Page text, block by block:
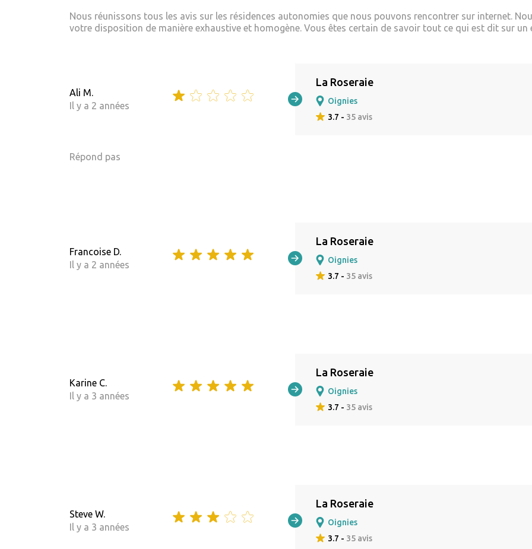
Nous réunissons tous les avis sur les résidences autonomies que nous pouvons rencontrer sur internet.
votre disposition de manière exhaustive et homogène. Vous êtes certain de savoir tout ce qui est dit sur
Ali M.
Il y a 2 années
La Roseraie
Oignies
3.7 - 35 avis
Répond pas
Francoise D.
Il y a 2 années
La Roseraie
Oignies
3.7 - 35 avis
Karine C.
Il y a 3 années
La Roseraie
Oignies
3.7 - 35 avis
Steve W.
Il y a 3 années
La Roseraie
Oignies
3.7 - 35 avis